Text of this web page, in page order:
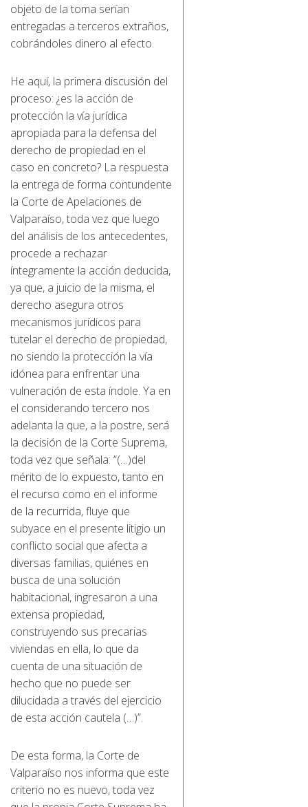
objeto de la toma serían
entregadas a terceros extraños,
cobrándoles dinero al efecto.
He aquí, la primera discusión del
proceso: ¿es la acción de
protección la vía jurídica
apropiada para la defensa del
derecho de propiedad en el
caso en concreto? La respuesta
la entrega de forma contundente
la Corte de Apelaciones de
Valparaíso, toda vez que luego
del análisis de los antecedentes,
procede a rechazar
íntegramente la acción deducida,
ya que, a juicio de la misma, el
derecho asegura otros
mecanismos jurídicos para
tutelar el derecho de propiedad,
no siendo la protección la vía
idónea para enfrentar una
vulneración de esta índole. Ya en
el considerando tercero nos
adelanta la que, a la postre, será
la decisión de la Corte Suprema,
toda vez que señala: “(…)del
mérito de lo expuesto, tanto en
el recurso como en el informe
de la recurrida, fluye que
subyace en el presente litigio un
conflicto social que afecta a
diversas familias, quiénes en
busca de una solución
habitacional, ingresaron a una
extensa propiedad,
construyendo sus precarias
viviendas en ella, lo que da
cuenta de una situación de
hecho que no puede ser
dilucidada a través del ejercicio
de esta acción cautela (…)”.
De esta forma, la Corte de
Valparaíso nos informa que este
criterio no es nuevo, toda vez